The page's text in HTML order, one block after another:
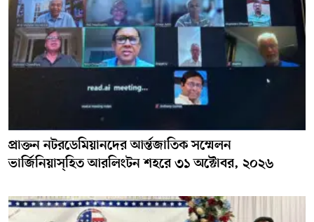
প্রাক্তন নটরডেমিয়ানদের আর্ন্তজাতিক সম্মেলন
ভার্জিনিয়াস্হিত আরলিংটন শহরে ৩১ অক্টোবর, ২০২৬